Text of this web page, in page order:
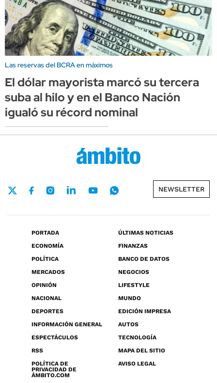
Las reservas del BCRA en máximos
El dólar mayorista marcó su tercera
suba al hilo y en el Banco Nación
igualó su récord nominal
NEWSLETTER
PORTADA
ÚLTIMAS NOTICIAS
ECONOMÍA
FINANZAS
POLÍTICA
BANCO DE DATOS
MERCADOS
NEGOCIOS
OPINIÓN
LIFESTYLE
NACIONAL
MUNDO
DEPORTES
EDICIÓN IMPRESA
INFORMACIÓN GENERAL
AUTOS
ESPECTÁCULOS
TECNOLOGÍA
RSS
MAPA DEL SITIO
POLÍTICA DE
PRIVACIDAD DE
ÁMBITO.COM
AVISO LEGAL